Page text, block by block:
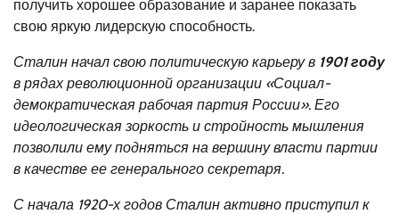
получить хорошее образование и заранее показать
свою яркую лидерскую способность.
Сталин начал свою политическую карьеру в 1901 году
в рядах революционной организации «Социал-
демократическая рабочая партия России». Его
идеологическая зоркость и стройность мышления
позволили ему подняться на вершину власти партии
в качестве ее генерального секретаря.
С начала 1920-х годов Сталин активно приступил к